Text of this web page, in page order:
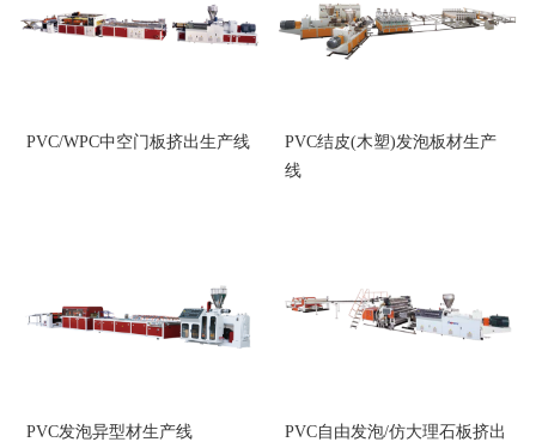
型材线系列
客户视频
新闻中心
行业新闻
PVC/WPC中空门板挤出生产线
PVC结皮(木塑)发泡板材生产
线
PVC发泡异型材生产线
PVC自由发泡/仿大理石板挤出